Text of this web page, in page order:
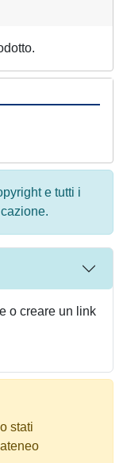
e tutti i
o creare un link
stati